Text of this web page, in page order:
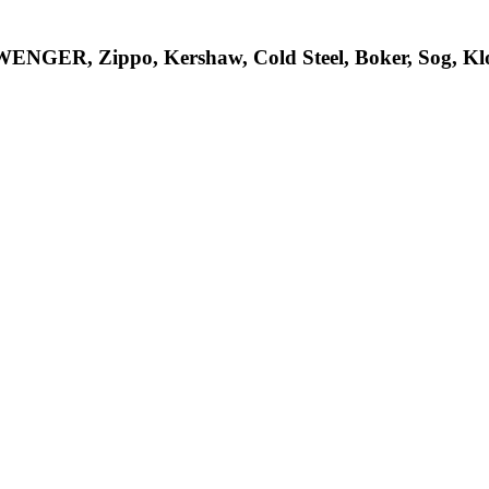
Zippo, Kershaw, Cold Steel, Boker, Sog,